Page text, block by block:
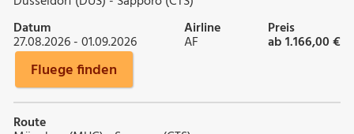
Datum
27.08.2026 - 01.09.2026
Airline
AF
Preis
ab 1.166,00 €
Fluege finden
Route